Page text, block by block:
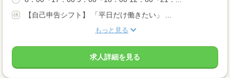
【自己申告シフト】 「平日だけ働きたい」 ...
もっと見る
求人詳細を見る